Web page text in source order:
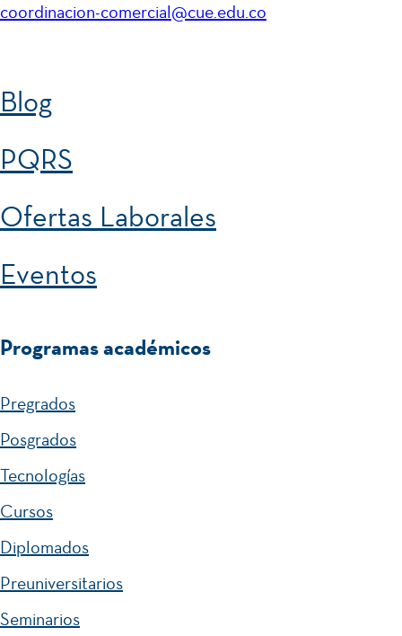
coordinacion-comercial@cue.edu.co
Blog
PQRS
Ofertas Laborales
Eventos
Programas académicos
Pregrados
Posgrados
Tecnologías
Cursos
Diplomados
Preuniversitarios
Seminarios